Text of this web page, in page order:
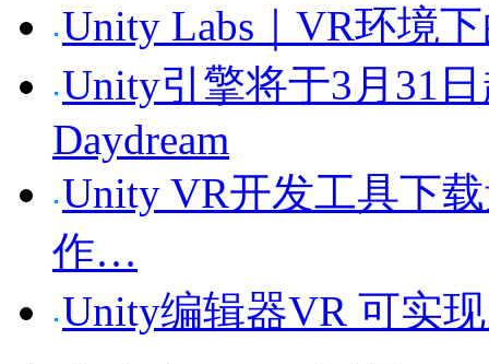
Unity Labs｜VR环境
Unity引擎将于3月31
Daydream
Unity VR开发工具下
作…
Unity编辑器VR 可实